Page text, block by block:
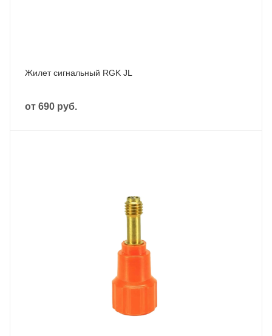
Жилет сигнальный RGK JL
от 690 руб.